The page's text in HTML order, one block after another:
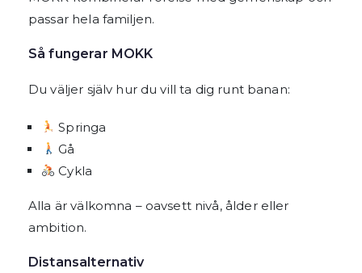
passar hela familjen.
Så fungerar MOKK
Du väljer själv hur du vill ta dig runt banan:
Springa
Gå
Cykla
Alla är välkomna – oavsett nivå, ålder eller
ambition.
Distansalternativ